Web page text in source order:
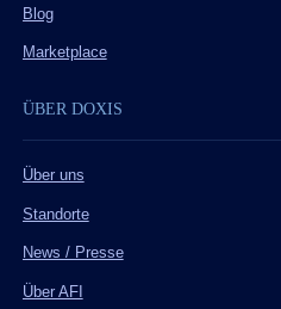
Blog
Marketplace
ÜBER DOXIS
Über uns
Standorte
News / Presse
Über AFI